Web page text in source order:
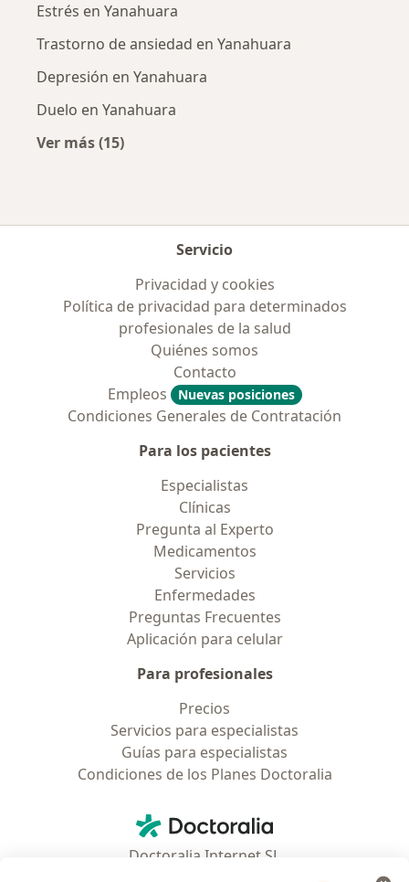
Estrés en Yanahuara
Trastorno de ansiedad en Yanahuara
Depresión en Yanahuara
Duelo en Yanahuara
Ver más (15)
Servicio
Privacidad y cookies
Política de privacidad para determinados
profesionales de la salud
Quiénes somos
Contacto
Empleos
Nuevas posiciones
Condiciones Generales de Contratación
Para los pacientes
Especialistas
Clínicas
Pregunta al Experto
Medicamentos
Servicios
Enfermedades
Preguntas Frecuentes
Aplicación para celular
Para profesionales
Precios
Servicios para especialistas
Guías para especialistas
Condiciones de los Planes Doctoralia
Doctoralia - Página de inicio
Doctoralia Internet SL